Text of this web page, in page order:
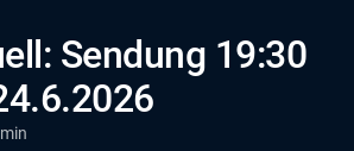
Sendung 19:30